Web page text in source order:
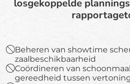
losgekoppelde
Beheren van showtime
zaalbeschikbaarheid
Coördineren van
gereedheid tussen